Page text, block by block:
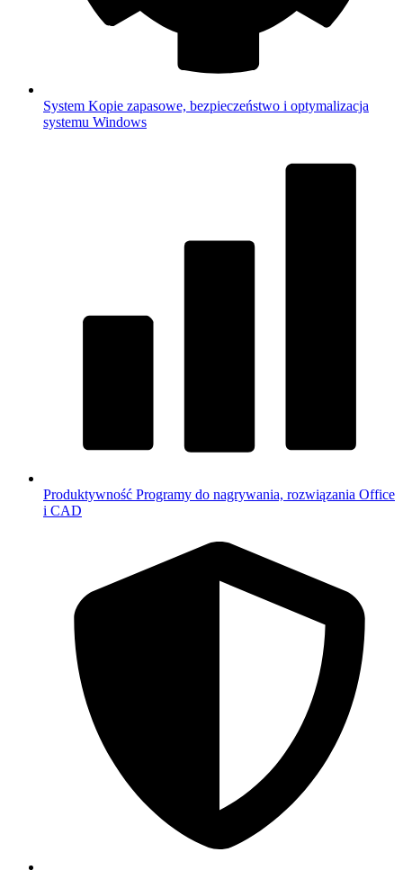
System Kopie zapasowe, bezpieczeństwo i optymalizacja
systemu Windows
Produktywność Programy do nagrywania, rozwiązania Office
i CAD